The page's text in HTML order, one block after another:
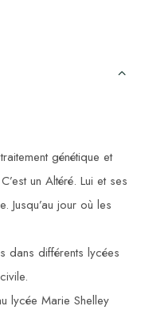
génétique et
un Altéré. Lui et ses
Jusqu’au jour où les
dans différents lycées
lycée Marie Shelley